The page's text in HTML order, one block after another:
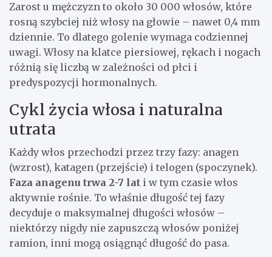
Zarost u mężczyzn to około 30 000 włosów, które
rosną szybciej niż włosy na głowie – nawet 0,4 mm
dziennie. To dlatego golenie wymaga codziennej
uwagi. Włosy na klatce piersiowej, rękach i nogach
różnią się liczbą w zależności od płci i
predyspozycji hormonalnych.
Cykl życia włosa i naturalna
utrata
Każdy włos przechodzi przez trzy fazy: anagen
(wzrost), katagen (przejście) i telogen (spoczynek).
Faza anagenu trwa 2-7 lat i w tym czasie włos
aktywnie rośnie. To właśnie długość tej fazy
decyduje o maksymalnej długości włosów –
niektórzy nigdy nie zapuszczą włosów poniżej
ramion, inni mogą osiągnąć długość do pasa.